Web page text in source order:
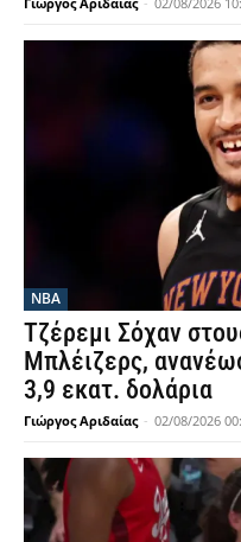
NBA
Τζέρεμι Σόχαν
Μπλέιζερς,
3,9 εκατ. δολάρια
Γιώργος Αριδαίας - 02/08/2026